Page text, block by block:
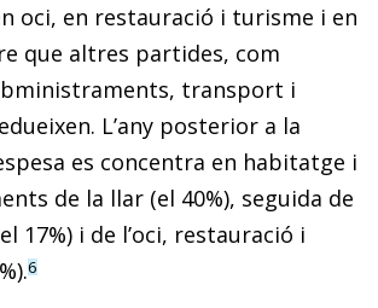
oci, en restauració i turisme i en
que altres partides, com
transport i
L’any posterior a la
es concentra en habitatge i
de la llar (el 40%), seguida de
17%) i de l’oci, restauració i
6